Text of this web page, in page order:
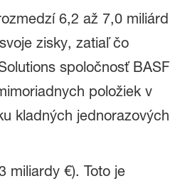
6,2 až 7,0 miliárd
zisky, zatiaľ čo
spoločnosť BASF
položiek v
kladných jednorazových
miliardy €). Toto je